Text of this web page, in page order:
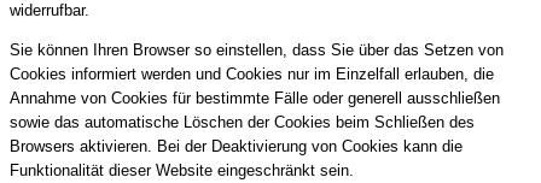
widerrufbar.
Sie können Ihren Browser so einstellen, dass Sie über das Setzen von
Cookies informiert werden und Cookies nur im Einzelfall erlauben, die
Annahme von Cookies für bestimmte Fälle oder generell ausschließen
sowie das automatische Löschen der Cookies beim Schließen des
Browsers aktivieren. Bei der Deaktivierung von Cookies kann die
Funktionalität dieser Website eingeschränkt sein.